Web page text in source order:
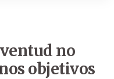
no
objetivos